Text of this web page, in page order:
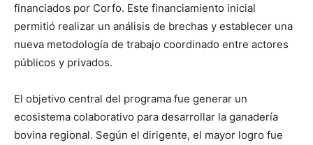
financiados por Corfo. Este financiamiento inicial
permitió realizar un análisis de brechas y establecer una
nueva metodología de trabajo coordinado entre actores
públicos y privados.
El objetivo central del programa fue generar un
ecosistema colaborativo para desarrollar la ganadería
bovina regional. Según el dirigente, el mayor logro fue